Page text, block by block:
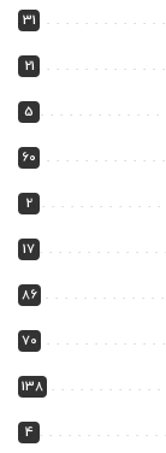
31
21
5
60
2
17
86
70
138
4